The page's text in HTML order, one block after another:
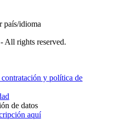
país/idioma
- All rights reserved.
y política de
de datos
aquí